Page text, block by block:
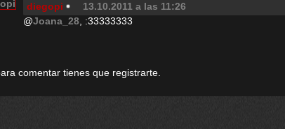
diegopi 13.10.2011 a las 11:26
@Joana_28 , :33333333
comentar tienes que registrarte.